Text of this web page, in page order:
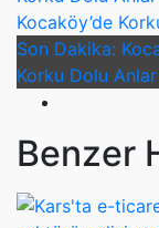
Kocaköy’de
Son Dakika:
Korku Dolu Anlar
Benzer